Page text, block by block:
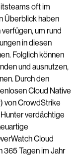
oft im
Überblick haben
um rund
in diesen
Folglich können
und ausnutzen,
Durch den
Cloud Native
von CrowdStrike
verdächtige
Cloud
365 Tagen im Jahr